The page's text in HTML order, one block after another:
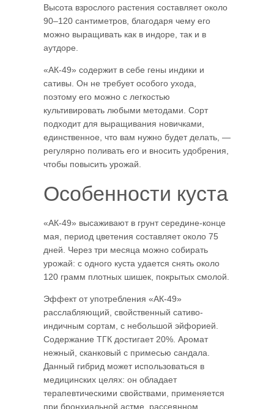
Высота взрослого растения составляет около
90–120 сантиметров, благодаря чему его
можно выращивать как в индоре, так и в
аутдоре.
«АК-49» содержит в себе гены индики и
сативы. Он не требует особого ухода,
поэтому его можно с легкостью
культивировать любыми методами. Сорт
подходит для выращивания новичками,
единственное, что вам нужно будет делать, —
регулярно поливать его и вносить удобрения,
чтобы повысить урожай.
Особенности куста
«АК-49» высаживают в грунт середине-конце
мая, период цветения составляет около 75
дней. Через три месяца можно собирать
урожай: с одного куста удается снять около
120 грамм плотных шишек, покрытых смолой.
Эффект от употребления «АК-49»
расслабляющий, свойственный сативо-
индичным сортам, с небольшой эйфорией.
Содержание ТГК достигает 20%. Аромат
нежный, сканковый с примесью сандала.
Данный гибрид может использоваться в
медицинских целях: он обладает
терапевтическими свойствами, применяется
при бронхиальной астме, рассеянном